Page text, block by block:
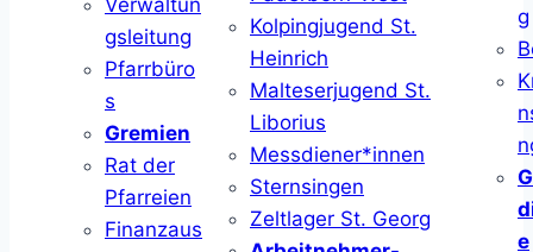
Verwaltun
gsleitung
Pfarrbüro
s
Gremien
Rat der
Pfarreien
Finanzaus
Kolpingjugend St.
Heinrich
Malteserjugend St.
Liborius
Messdiener*innen
Sternsingen
Zeltlager St. Georg
g
e